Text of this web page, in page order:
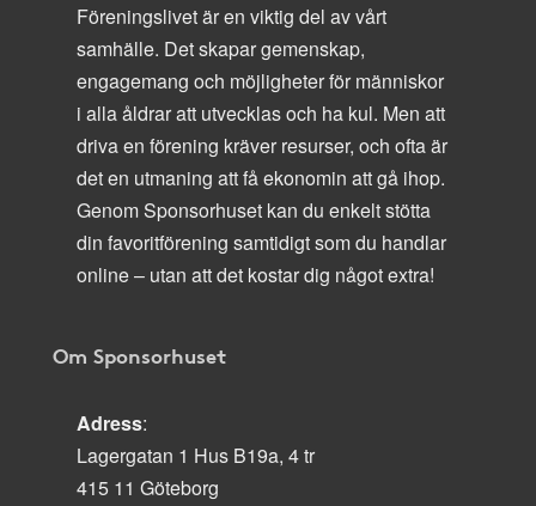
Föreningslivet är en viktig del av vårt
samhälle. Det skapar gemenskap,
engagemang och möjligheter för människor
i alla åldrar att utvecklas och ha kul. Men att
driva en förening kräver resurser, och ofta är
det en utmaning att få ekonomin att gå ihop.
Genom Sponsorhuset kan du enkelt stötta
din favoritförening samtidigt som du handlar
online – utan att det kostar dig något extra!
Om Sponsorhuset
Adress:
Lagergatan 1 Hus B19a, 4 tr
415 11 Göteborg